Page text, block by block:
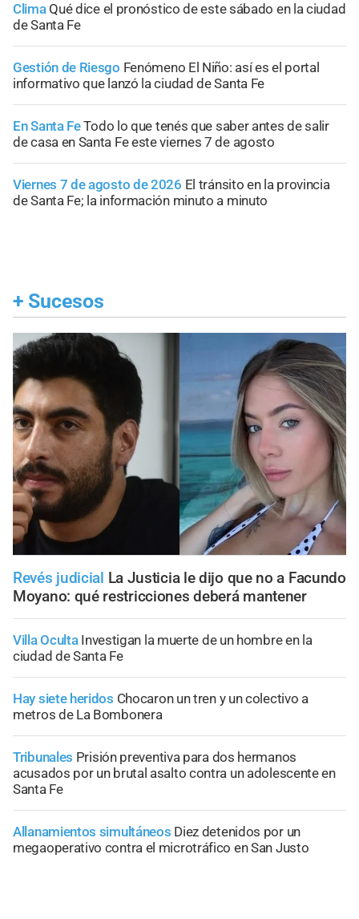
Clima Qué dice el pronóstico de este sábado en la ciudad
de Santa Fe
Gestión de Riesgo Fenómeno El Niño: así es el portal
informativo que lanzó la ciudad de Santa Fe
En Santa FeTodo lo que tenés que saber antes de salir
de casa en Santa Fe este viernes 7 de agosto
Viernes 7 de agosto de 2026 El tránsito en la provincia
de Santa Fe; la información minuto a minuto
+ Sucesos
Revés judicial La Justicia le dijo que no a Facundo
Moyano: qué restricciones deberá mantener
Villa Oculta Investigan la muerte de un hombre en la
ciudad de Santa Fe
Hay siete heridos Chocaron un tren y un colectivo a
metros de La Bombonera
Tribunales Prisión preventiva para dos hermanos
acusados por un brutal asalto contra un adolescente en
Santa Fe
Allanamientos simultáneos Diez detenidos por un
megaoperativo contra el microtráfico en San Justo